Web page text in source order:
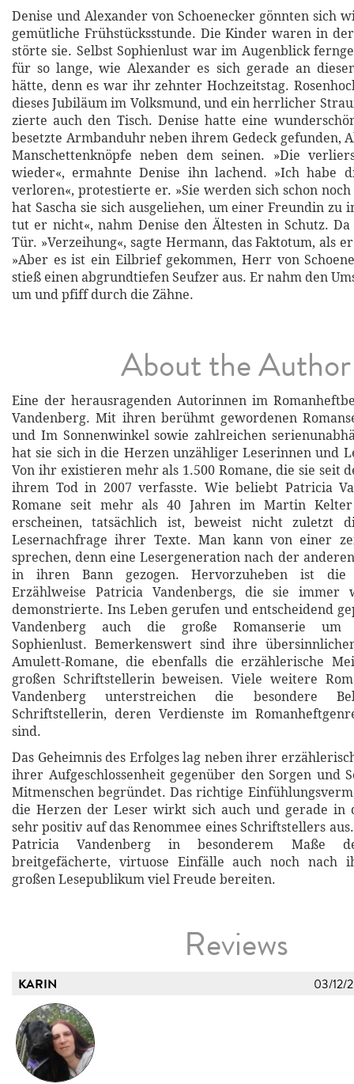
Denise und Alexander von Schoenecker gönnten sich
gemütliche Frühstücksstunde. Die Kinder waren in
störte sie. Selbst Sophienlust war im Augenblick
für so lange, wie Alexander es sich gerade an
hätte, denn es war ihr zehnter Hochzeitstag.
dieses Jubiläum im Volksmund, und ein herrlicher
zierte auch den Tisch. Denise hatte eine
besetzte Armbanduhr neben ihrem Gedeck gefunden,
Manschettenknöpfe neben dem seinen. »Die
wieder«, ermahnte Denise ihn lachend. »Ich habe
verloren«, protestierte er. »Sie werden sich schon
hat Sascha sie sich ausgeliehen, um einer Freundin zu
tut er nicht«, nahm Denise den Ältesten in Schutz.
Tür. »Verzeihung«, sagte Hermann, das Faktotum, als
»Aber es ist ein Eilbrief gekommen, Herr von
stieß einen abgrundtiefen Seufzer aus. Er nahm den
um und pfiff durch die Zähne.
About the Author
Eine der herausragenden Autorinnen im
Vandenberg. Mit ihren berühmt gewordenen
und Im Sonnenwinkel sowie zahlreichen
hat sie sich in die Herzen unzähliger Leserinnen und
Von ihr existieren mehr als 1.500 Romane, die sie seit
ihrem Tod in 2007 verfasste. Wie beliebt Patricia
Romane seit mehr als 40 Jahren im Martin
erscheinen, tatsächlich ist, beweist nicht zuletzt
Lesernachfrage ihrer Texte. Man kann von einer
sprechen, denn eine Lesergeneration nach der
in ihren Bann gezogen. Hervorzuheben ist die
Erzählweise Patricia Vandenbergs, die sie immer
demonstrierte. Ins Leben gerufen und entscheidend
Vandenberg auch die große Romanserie um
Sophienlust. Bemerkenswert sind ihre
Amulett-Romane, die ebenfalls die erzählerische
großen Schriftstellerin beweisen. Viele weitere
Vandenberg unterstreichen die besondere
Schriftstellerin, deren Verdienste im
sind.
Das Geheimnis des Erfolges lag neben ihrer
ihrer Aufgeschlossenheit gegenüber den Sorgen und
Mitmenschen begründet. Das richtige
die Herzen der Leser wirkt sich auch und gerade in
sehr positiv auf das Renommee eines Schriftstellers
Patricia Vandenberg in besonderem Maße
breitgefächerte, virtuose Einfälle auch noch nach
großen Lesepublikum viel Freude bereiten.
Reviews
KARIN 03/12/